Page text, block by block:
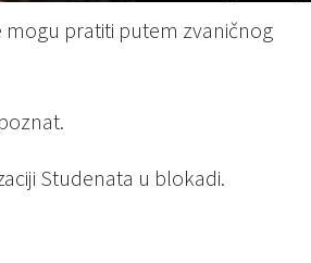
mogu pratiti putem zvaničnog
Studenata u blokadi.